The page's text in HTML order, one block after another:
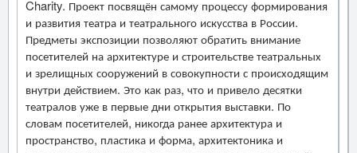
Charity. Проект посвящён самому процессу формирования
и развития театра и театрального искусства в России.
Предметы экспозиции позволяют обратить внимание
посетителей на архитектуре и строительстве театральных
и зрелищных сооружений в совокупности с происходящим
внутри действием. Это как раз, что и привело десятки
театралов уже в первые дни открытия выставки. По
словам посетителей, никогда ранее архитектура и
пространство, пластика и форма, архитектоника и